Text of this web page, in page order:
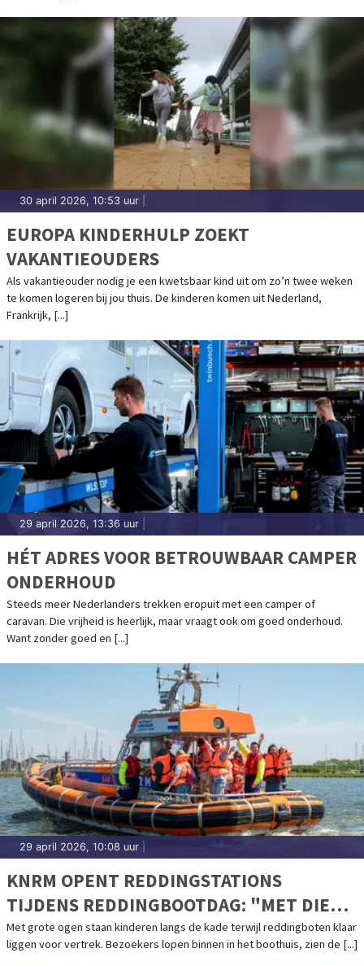
30 april 2026, 10:53 uur
EUROPA KINDERHULP ZOEKT
VAKANTIEOUDERS
Als vakantieouder nodig je een kwetsbaar kind uit om zo’n twee weken
te komen logeren bij jou thuis. De kinderen komen uit Nederland,
Frankrijk, [...]
29 april 2026, 13:36 uur
HÉT ADRES VOOR BETROUWBAAR CAMPER
ONDERHOUD
Steeds meer Nederlanders trekken eropuit met een camper of
caravan. Die vrijheid is heerlijk, maar vraagt ook om goed onderhoud.
Want zonder goed en [...]
29 april 2026, 10:08 uur
KNRM OPENT REDDINGSTATIONS
TIJDENS REDDINGBOOTDAG: "MET DIE
BOOT OVER DE GOLVEN, DAT VERGEET JE
NOOIT MEER"
Met grote ogen staan kinderen langs de kade terwijl reddingboten klaar
liggen voor vertrek. Bezoekers lopen binnen in het boothuis, zien de [...]